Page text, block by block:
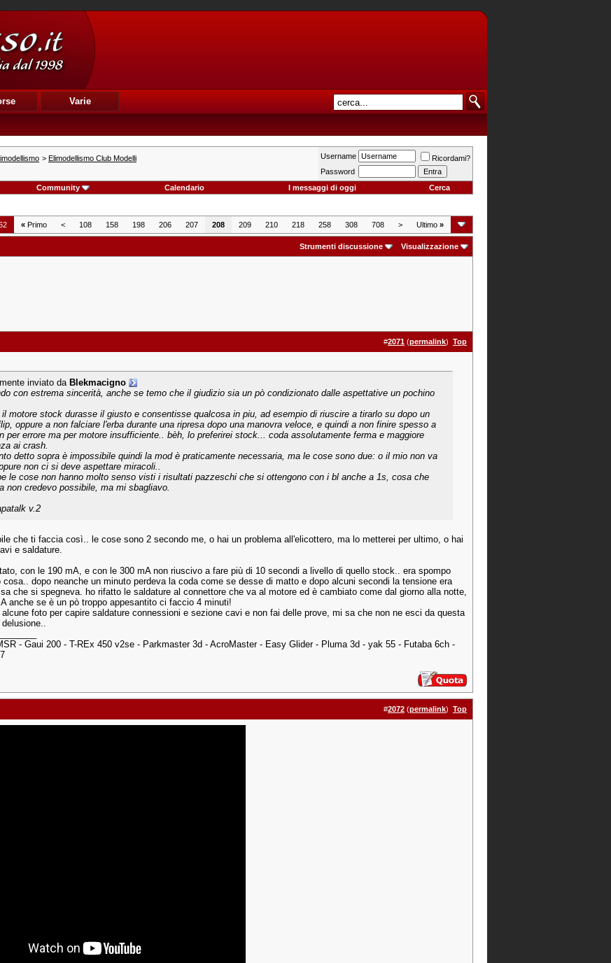
Varie
> Elimodellismo Club Modelli Username
Ricordami?
Password
Community Calendario I messaggi di oggi Cerca
« Primo < 108 158 198 206 207 208 209 210 218 258 308 708 > Ultimo »
Strumenti discussione Visualizzazione
#2071 (permalink) Top
inviato da Blekmacigno
con estrema sincerità, anche se temo che il giudizio sia un pò condizionato dalle aspettative un pochino
motore stock durasse il giusto e consentisse qualcosa in piu, ad esempio di riuscire a tirarlo su dopo un
oppure a non falciare l'erba durante una ripresa dopo una manovra veloce, e quindi a non finire spesso a
per errore ma per motore insufficiente.. bèh, lo preferirei stock... coda assolutamente ferma e maggiore
ai crash.
detto sopra è impossibile quindi la mod è praticamente necessaria, ma le cose sono due: o il mio non va
non ci si deve aspettare miracoli..
le cose non hanno molto senso visti i risultati pazzeschi che si ottengono con i bl anche a 1s, cosa che
non credevo possibile, ma mi sbagliavo.
v.2
che ti faccia così.. le cose sono 2 secondo me, o hai un problema all'elicottero, ma lo metterei per ultimo, o hai
e saldature.
con le 190 mA, e con le 300 mA non riuscivo a fare più di 10 secondi a livello di quello stock.. era spompo
cosa.. dopo neanche un minuto perdeva la coda come se desse di matto e dopo alcuni secondi la tensione era
che si spegneva. ho rifatto le saldature al connettore che va al motore ed è cambiato come dal giorno alla notte,
anche se è un pò troppo appesantito ci faccio 4 minuti!
foto per capire saldature connessioni e sezione cavi e non fai delle prove, mi sa che non ne esci da questa
- Gaui 200 - T-REx 450 v2se - Parkmaster 3d - AcroMaster - Easy Glider - Pluma 3d - yak 55 - Futaba 6ch -
#2072 (permalink) Top